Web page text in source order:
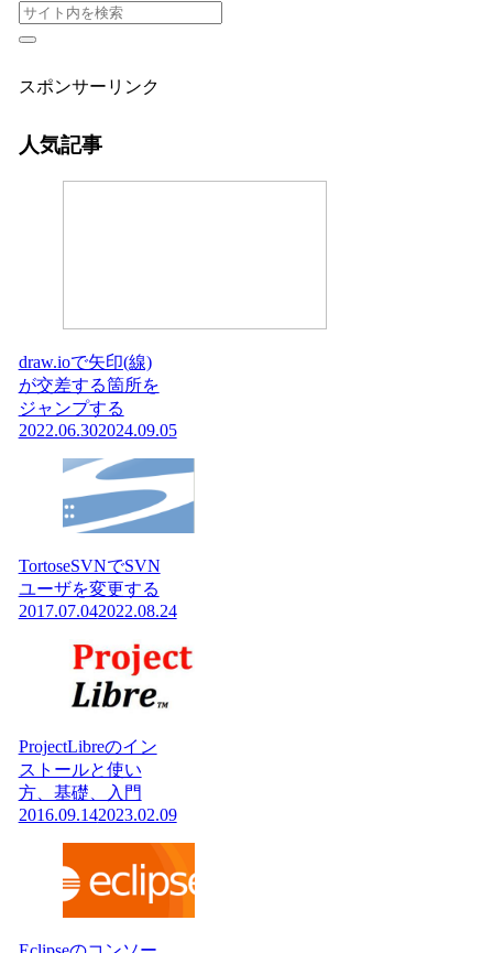
スポンサーリンク
人気記事
draw.ioで矢印(線)
が交差する箇所を
ジャンプする
2022.06.302024.09.05
TortoseSVNでSVN
ユーザを変更する
2017.07.042022.08.24
ProjectLibreのイン
ストールと使い
方、基礎、入門
2016.09.142023.02.09